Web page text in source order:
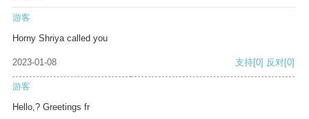
游客
Horny Shriya called you
2023-01-08 支持[0] 反对[0]
游客
Hello,? Greetings fr